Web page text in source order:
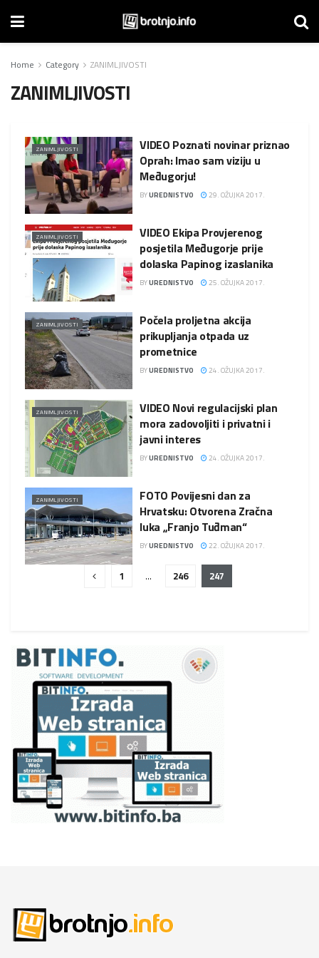
Home Category ZANIMLJIVOSTI
ZANIMLJIVOSTI
ZANIMLJIVOSTI
VIDEO Poznati novinar priznao
Oprah: Imao sam viziju u
Međugorju!
BYUREDNISTVO 29. OŽUJKA 2017.
ZANIMLJIVOSTI
VIDEO Ekipa Provjerenog
posjetila Međugorje prije
dolaska Papinog izaslanika
BYUREDNISTVO 25. OŽUJKA 2017.
ZANIMLJIVOSTI
Počela proljetna akcija
prikupljanja otpada uz
prometnice
BYUREDNISTVO 24. OŽUJKA 2017.
ZANIMLJIVOSTI
VIDEO Novi regulacijski plan
mora zadovoljiti i privatni i
javni interes
BYUREDNISTVO 24. OŽUJKA 2017.
ZANIMLJIVOSTI
FOTO Povijesni dan za
Hrvatsku: Otvorena Zračna
luka „Franjo Tuđman“
BYUREDNISTVO 22. OŽUJKA 2017.
1 … 246 247